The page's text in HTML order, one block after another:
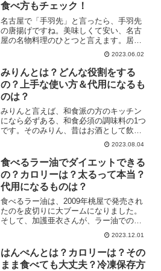
食べ方もチェック！
名古屋で「手羽先」と言ったら、手羽先
の唐揚げですね。美味しくて安い、名古
屋の名物料理のひとつと言えます。居酒
屋の看板メニューもやっはり手羽先の唐
揚げです、美味しくて次から次に手を出
してしまいますね。この手羽先は鶏のど
の部位かご存じですか？こ...
2023.06.02
みりんとは？どんな役割をする
の？上手な使い方＆代用になるも
のは？
みりんと言えば、和食派の方のキッチン
になら必ずある、和食必須の調味料の1つ
です。そのみりん、昔はお酒として飲ま
れていたのをご存知でしたか？今回は、
みりんのいろいろについて、みりんをよ
り上手に使う事で、お料理をより美味し
く仕上げるコツを交えて...
2023.08.04
食べるラー油でダイエットできる
の？カロリーは？太るって本当？
代用になるものは？
食べるラー油は、2009年桃屋で発売され
たのを皮切りに大ブームになりました。
そして、加護亜衣さんが、ラー油でのダ
イエットに成功した事も話題になりまし
た。でもラー油は油なのに、何故ダイエ
ット出来るのでしょうか。そして切らし
た時の代用品は？それ...
2023.12.01
はんぺんとは？カロリーは？その
まま食べても大丈夫？冷凍保存方